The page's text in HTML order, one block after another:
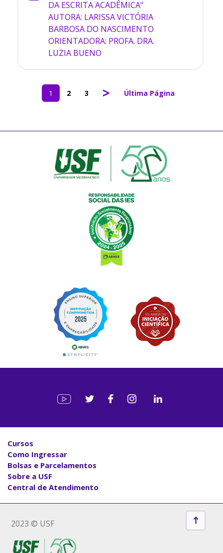
DA ESCRITA ACADÊMICA"
AUTORA: LARISSA VICTÓRIA
BARBOSA DO NASCIMENTO
ORIENTADORA: PROFA. DRA.
LUZIA BUENO
1 2 3 > Última Página
Cursos
Como Ingressar
Bolsas e Parcelamentos
Sobre a USF
Central de Atendimento
2023 © USF